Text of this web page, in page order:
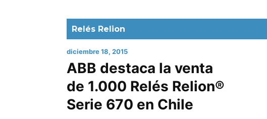
Relés Relion
diciembre 18, 2015
ABB destaca la venta
de 1.000 Relés Relion®
Serie 670 en Chile